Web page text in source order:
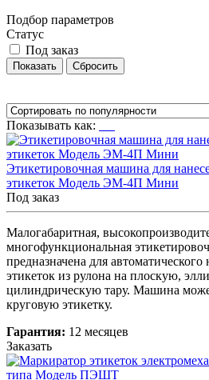
Подбор параметров
Статус
Под заказ
Показывать как:
Этикетировочная машина для
этикеток Модель ЭМ-4П Мини
Под заказ
Малогабаритная,
многофункциональная
предназначена для
этикеток из рулона на плоскую,
цилиндрическую тару. Машина
круговую этикетку.
Гарантия: 12 месяцев
Заказать